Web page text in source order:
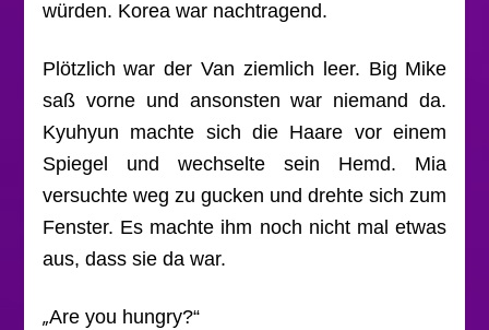
würden. Korea war nachtragend.
Plötzlich war der Van ziemlich leer. Big Mike
saß vorne und ansonsten war niemand da.
Kyuhyun machte sich die Haare vor einem
Spiegel und wechselte sein Hemd. Mia
versuchte weg zu gucken und drehte sich zum
Fenster. Es machte ihm noch nicht mal etwas
aus, dass sie da war.
„Are you hungry?“